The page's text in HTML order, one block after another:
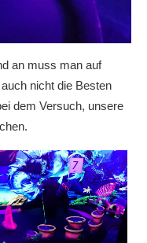
an muss man auf
nicht die Besten
dem Versuch, unsere